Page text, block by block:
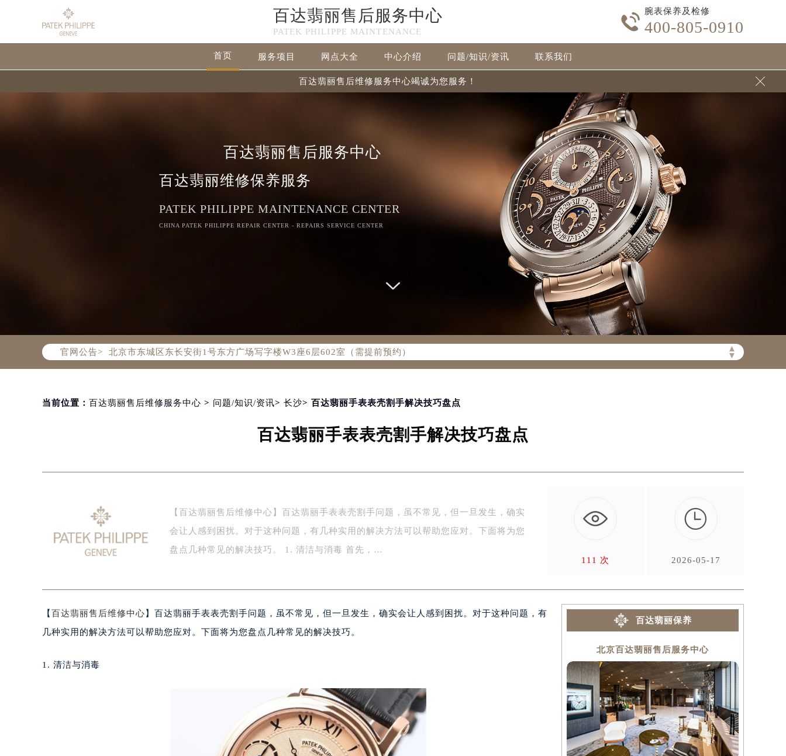
百达翡丽售后服务中心
PATEK PHILIPPE MAINTENANCE

腕表保养及检修
400-805-0910
首页 服务项目 网点大全 中心介绍 问题/知识/资讯 联系我们
百达翡丽售后维修服务中心竭诚为您服务！ 
百达翡丽售后服务中心
百达翡丽维修保养服务
PATEK PHILIPPE MAINTENANCE CENTER
CHINA PATEK PHILIPPE REPAIR CENTER - REPAIRS SERVICE CENTER
官网公告> ▲
▼
百达翡丽官方全国统一服务热线400-805-0910，服务覆盖中国大陆、香港、澳门、台湾全部区域（非大陆需加拨“+86”）
北京市东城区东长安街1号东方广场写字楼W3座6层602室（需提前预约）
天津市和平区赤峰道136号天津国际金融中心写字楼26层2603室（需提前预约）
上海市徐汇区虹桥路3号港汇中心写字楼2座37层3705室（需提前预约）
南京市秦淮区中山南路1号（新街口）南京中心写字楼22层C1-1室（需提前预约）
徐州市鼓楼区淮海东路29号苏宁广场IFC国际金融中心写字楼35层3508室（需提前预约）
杭州市上城区钱江路1366号华润大厦写字楼A座5层503-5室（需提前预约）
金华市金东区东市南街777号金华万达广场写字楼4号楼22层2209室（需提前预约）
绍兴市越城区胜利东路379号世茂天际中心写字楼8层805室（需提前预约）
广州市天河区天河路230号万菱汇国际中心写字楼A塔7层704室（需提前预约）
广州市越秀区环市东路371-375号世界贸易中心大厦南塔写字楼15层07室（需提前预约）
福州市鼓楼区五四路128-1号恒力城写字楼15层03室（需提前预约）
成都市锦江区人民东路6号SAC东原中心写字楼24层2406B室（需提前预约）
重庆市江北区观音桥步行街2号融恒时代广场写字楼9层902室（需提前预约）
长沙市芙蓉区定王台街道建湘路393号世茂环球金融中心写字楼（芙蓉广场）10层13室（需提前预约）
当前位置： 百达翡丽售后维修服务中心 > 问题/知识/资讯> 长沙> 百达翡丽手表表壳割手解决技巧盘点
百达翡丽手表表壳割手解决技巧盘点
【百达翡丽售后维修中心】百达翡丽手表表壳割手问题，虽不常见，但一旦发生，确实
会让人感到困扰。对于这种问题，有几种实用的解决方法可以帮助您应对。下面将为您
盘点几种常见的解决技巧。 1. 清洁与消毒 首先，…
111 次

2026-05-17
【 百达翡丽售后维修中心 】百达翡丽手表表壳割手问题，虽不常见，但一旦发生，确实会让人感到困扰。对于这种问题，有
几种实用的解决方法可以帮助您应对。下面将为您盘点几种常见的解决技巧。
1. 清洁与消毒
百达翡丽保养
北京百达翡丽售后服务中心